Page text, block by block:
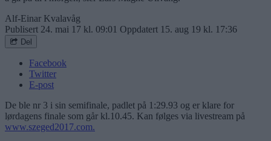
Alf-Einar Kvalavåg
Publisert 24. mai 17 kl. 09:01 Oppdatert 15. aug 19 kl. 17:36
Del
Facebook
Twitter
E-post
De ble nr 3 i sin semifinale, padlet på 1:29.93 og er klare for
lørdagens finale som går kl.10.45. Kan følges via livestream på
www.szeged2017.com.